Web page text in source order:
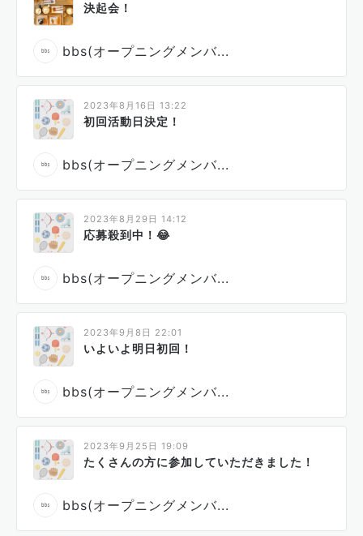
決起会！
bbs(オープニングメンバ...
2023年8月16日 13:22
初回活動日決定！
bbs(オープニングメンバ...
2023年8月29日 14:12
応募殺到中！😂
bbs(オープニングメンバ...
2023年9月8日 22:01
いよいよ明日初回！
bbs(オープニングメンバ...
2023年9月25日 19:09
たくさんの方に参加していただきました！
bbs(オープニングメンバ...